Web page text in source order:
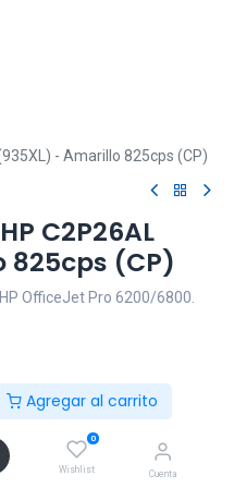
Agregar al carrito
0
Wishlist Cuenta
- Amarillo 825cps (CP)
C2P26AL
825cps (CP)
OfficeJet Pro 6200/6800.